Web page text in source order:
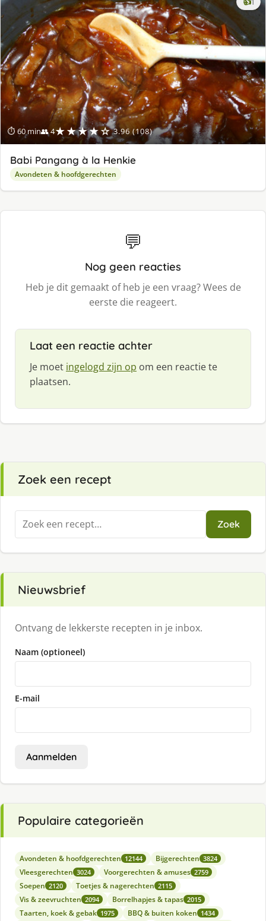
⏱ 60 min👥 4★★★★☆ 3.96 (108)
Babi Pangang à la Henkie
Avondeten & hoofdgerechten
💬
Nog geen reacties
Heb je dit gemaakt of heb je een vraag? Wees de
eerste die reageert.
Laat een reactie achter
Je moet ingelogd zijn op om een reactie te
plaatsen.
Zoek een recept
Zoeken
naar:
Zoek
Nieuwsbrief
Ontvang de lekkerste recepten in je inbox.
Naam (optioneel)
E-mail
Aanmelden
Populaire categorieën
Avondeten & hoofdgerechten 12144 Bijgerechten 3824
Vleesgerechten 3024 Voorgerechten & amuses 2759
Soepen 2120 Toetjes & nagerechten 2115
Vis & zeevruchten 2094 Borrelhapjes & tapas 2015
Taarten, koek & gebak 1975 BBQ & buiten koken 1434